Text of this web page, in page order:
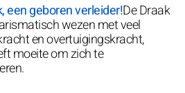
een geboren verleider!De Draak
wezen met veel
en overtuigingskracht,
moeite om zich te